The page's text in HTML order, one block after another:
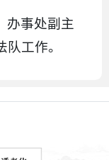
办事处副主
工作。